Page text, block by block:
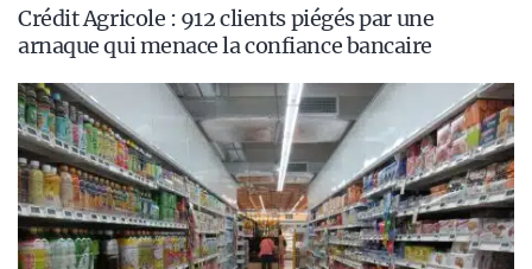
Crédit Agricole : 912 clients piégés par une
arnaque qui menace la confiance bancaire